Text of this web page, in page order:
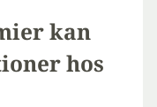
kan
hos